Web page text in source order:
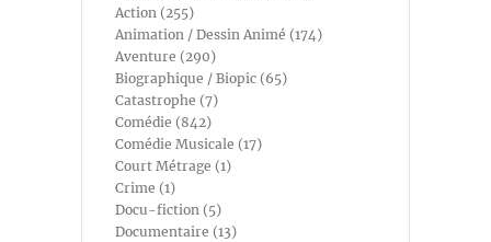
Action (255)
Animation / Dessin Animé (174)
Aventure (290)
Biographique / Biopic (65)
Catastrophe (7)
Comédie (842)
Comédie Musicale (17)
Court Métrage (1)
Crime (1)
Docu-fiction (5)
Documentaire (13)